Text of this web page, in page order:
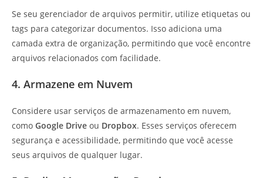
Se seu gerenciador de arquivos permitir, utilize etiquetas ou
tags para categorizar documentos. Isso adiciona uma
camada extra de organização, permitindo que você encontre
arquivos relacionados com facilidade.
4. Armazene em Nuvem
Considere usar serviços de armazenamento em nuvem,
como Google Drive ou Dropbox. Esses serviços oferecem
segurança e acessibilidade, permitindo que você acesse
seus arquivos de qualquer lugar.